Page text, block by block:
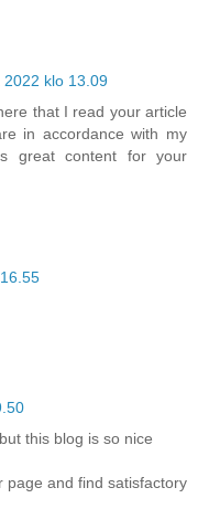
klo 13.09
that I read your article
in accordance with my
great content for your
this blog is so nice
page and find satisfactory